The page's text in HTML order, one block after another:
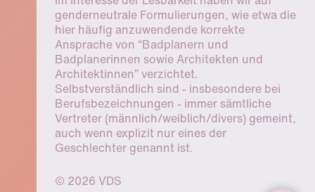
genderneutrale Formulierungen, wie etwa die
hier häufig anzuwendende korrekte
Ansprache von “Badplanern und
Badplanerinnen sowie Architekten und
Architektinnen” verzichtet.
Selbstverständlich sind - insbesondere bei
Berufsbezeichnungen - immer sämtliche
Vertreter (männlich/weiblich/divers) gemeint,
auch wenn explizit nur eines der
Geschlechter genannt ist.
© 2026 VDS